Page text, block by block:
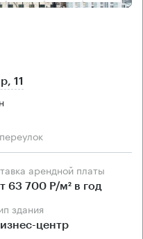
11
Ставка арендной платы
63 700 Р/м² в год
здания
центр